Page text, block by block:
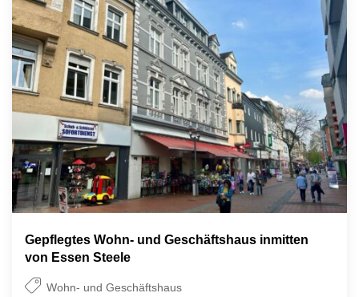
Gepflegtes Wohn- und Geschäftshaus inmitten
von Essen Steele
Wohn- und Geschäftshaus